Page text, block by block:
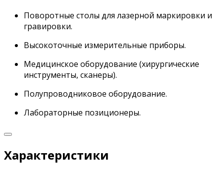
Поворотные столы для лазерной маркировки и
гравировки.
Высокоточные измерительные приборы.
Медицинское оборудование (хирургические
инструменты, сканеры).
Полупроводниковое оборудование.
Лабораторные позиционеры.
Характеристики